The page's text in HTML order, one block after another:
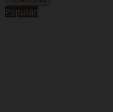
Populiari